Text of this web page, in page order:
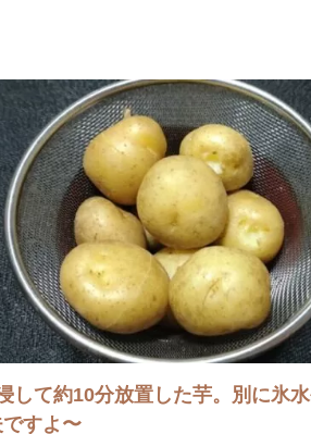
して約10分放置した芋。別に氷
すよ〜